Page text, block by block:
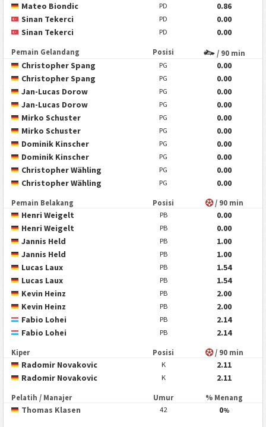
Mateo Biondic
PD
0.86
Sinan Tekerci
PD
0.00
Sinan Tekerci
PD 0.00
Pemain Gelandang Posisi / 90 min
Christopher Spang PG
0.00
Christopher Spang
PG
0.00
Jan-Lucas Dorow
PG
0.00
Jan-Lucas Dorow
PG
0.00
Mirko Schuster
PG
0.00
Mirko Schuster
PG
0.00
Dominik Kinscher
PG
0.00
Dominik Kinscher
PG
0.00
Christopher Wähling
PG
0.00
Christopher Wähling
PG 0.00
Pemain Belakang Posisi / 90 min
Henri Weigelt PB
0.00
Henri Weigelt
PB
0.00
Jannis Held
PB
1.00
Jannis Held
PB
1.00
Lucas Laux
PB
1.54
Lucas Laux
PB
1.54
Kevin Heinz
PB
2.00
Kevin Heinz
PB
2.00
Fabio Lohei
PB
2.14
Fabio Lohei
PB 2.14
Kiper Posisi / 90 min
Radomir Novakovic K
2.11
Radomir Novakovic
K 2.11
Pelatih / Manajer Umur % Menang
Thomas Klasen 42 0%